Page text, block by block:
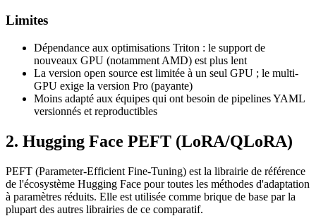
Limites
Dépendance aux optimisations Triton : le support de
nouveaux GPU (notamment AMD) est plus lent
La version open source est limitée à un seul GPU ; le multi-
GPU exige la version Pro (payante)
Moins adapté aux équipes qui ont besoin de pipelines YAML
versionnés et reproductibles
2. Hugging Face PEFT (LoRA/QLoRA)
PEFT (Parameter-Efficient Fine-Tuning) est la librairie de référence
de l'écosystème Hugging Face pour toutes les méthodes d'adaptation
à paramètres réduits. Elle est utilisée comme brique de base par la
plupart des autres librairies de ce comparatif.